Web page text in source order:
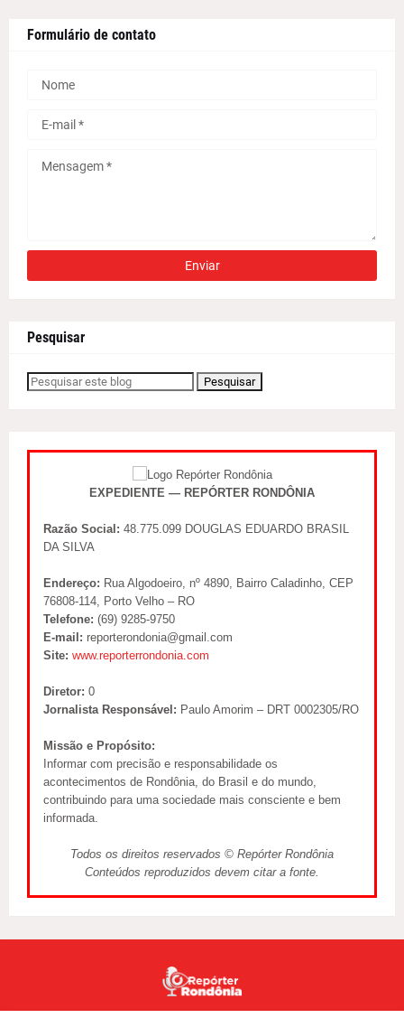
Formulário de contato
Pesquisar
EXPEDIENTE — REPÓRTER RONDÔNIA
Razão Social: 48.775.099 DOUGLAS EDUARDO BRASIL
DA SILVA
Endereço: Rua Algodoeiro, nº 4890, Bairro Caladinho, CEP
76808-114, Porto Velho – RO
Telefone: (69) 9285-9750
E-mail: reporterondonia@gmail.com
Site: www.reporterrondonia.com
Diretor: 0
Jornalista Responsável: Paulo Amorim – DRT 0002305/RO
Missão e Propósito:
Informar com precisão e responsabilidade os
acontecimentos de Rondônia, do Brasil e do mundo,
contribuindo para uma sociedade mais consciente e bem
informada.
Todos os direitos reservados © Repórter Rondônia
Conteúdos reproduzidos devem citar a fonte.